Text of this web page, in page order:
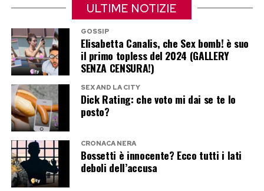
Il cortocircuito risiede nel non comprendere che
la pelle non è una tela inerte su cui stratificare
acidi a piacimento, ma un organo vivo dotato di
precisi meccanismi di autoregolazione che mal
sopportano l’iper-esfoliazione continua indotta
dai trend digitali.
La strategia del minimalismo
terapeutico
Ripristinare l’equilibrio perduto richiede un
ULTIME NOTIZIE
GOSSIP
Elisabetta Canalis, che Sex bomb! è suo
il primo topless del 2024 (GALLERY
SENZA CENSURA!)
SEX AND LA CITY
Dick Rating: che voto mi dai se te lo
posto?
CRONACA NERA
Bossetti è innocente? Ecco tutti i lati
deboli dell’accusa